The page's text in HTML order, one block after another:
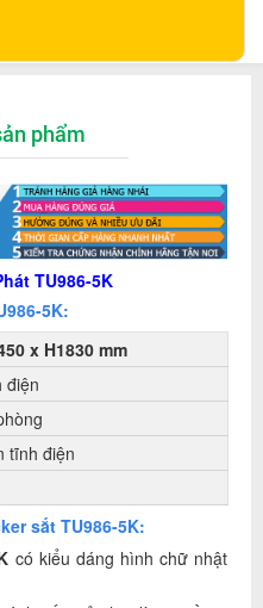
phẩm
TU986-5K
5K:
x H1830 mm
điện
tĩnh điện
sắt TU986-5K:
có kiểu dáng hình chữ nhật